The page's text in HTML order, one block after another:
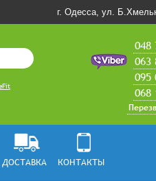
г. Одесса, ул.
048
063
095
068
ДОСТАВКА КОНТАКТЫ